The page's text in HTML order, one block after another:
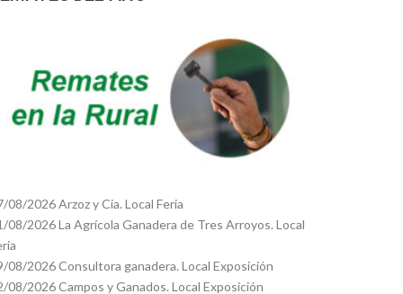
08/2026 Arzoz y Cia. Local Feria
08/2026 La Agrícola Ganadera de Tres Arroyos. Local
08/2026 Consultora ganadera. Local Exposición
08/2026 Campos y Ganados. Local Exposición